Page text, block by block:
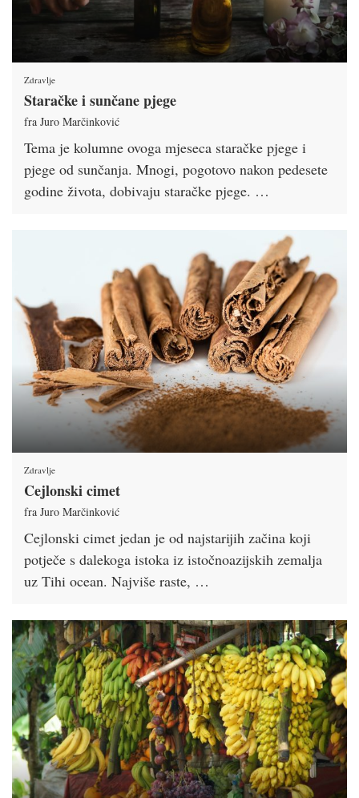
Zdravlje
Staračke i sunčane pjege
fra Juro Marčinković
Tema je kolumne ovoga mjeseca staračke pjege i
pjege od sunčanja. Mnogi, pogotovo nakon pedesete
godine života, dobivaju staračke pjege. …
Zdravlje
Cejlonski cimet
fra Juro Marčinković
Cejlonski cimet jedan je od najstarijih začina koji
potječe s dalekoga istoka iz istočnoazijskih zemalja
uz Tihi ocean. Najviše raste, …